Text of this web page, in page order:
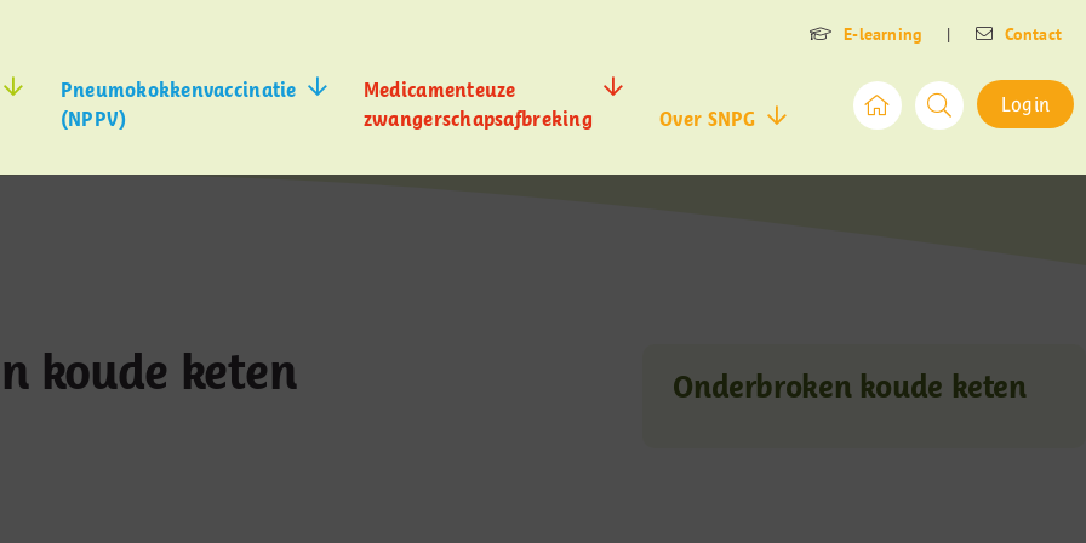
E-learning | Contact
Pneumokokkenvaccinatie
(NPPV)
Medicamenteuze
zwangerschapsafbreking
Over SNPG
Login
koude keten Onderbroken koude keten